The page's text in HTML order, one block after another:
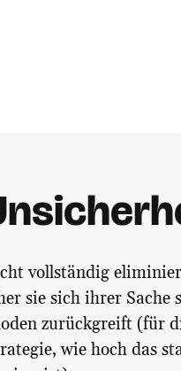
vollständig
sie sich ihrer Sache
zurückgreift (für
wie hoch das